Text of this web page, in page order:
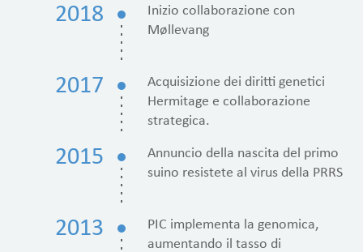
2018
Inizio collaborazione con
Møllevang
2017
Acquisizione dei diritti genetici
Hermitage e collaborazione
strategica.
2015
Annuncio della nascita del primo
suino resistete al virus della PRRS
2013
PIC implementa la genomica,
aumentando il tasso di